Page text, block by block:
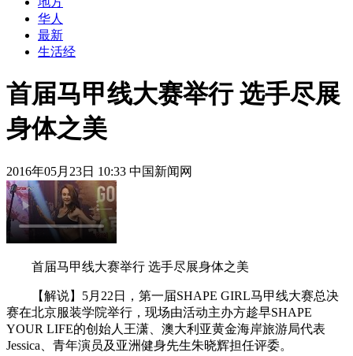
华人
最新
生活经
首届马甲线大赛举行 选手尽展
身体之美
2016年05月23日 10:33 中国新闻网
首届马甲线大赛举行 选手尽展身体之美
【解说】5月22日，第一届SHAPE GIRL马甲线大赛总决
赛在北京服装学院举行，现场由活动主办方趁早SHAPE
YOUR LIFE的创始人王潇、澳大利亚黄金海岸旅游局代表
Jessica、青年演员及亚洲健身先生朱晓辉担任评委。